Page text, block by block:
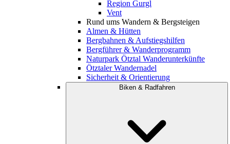
Region Gurgl
Vent
Rund ums Wandern & Bergsteigen
Almen & Hütten
Bergbahnen & Aufstiegshilfen
Bergführer & Wanderprogramm
Naturpark Ötztal Wanderunterkünfte
Ötztaler Wandernadel
Sicherheit & Orientierung
Biken & Radfahren